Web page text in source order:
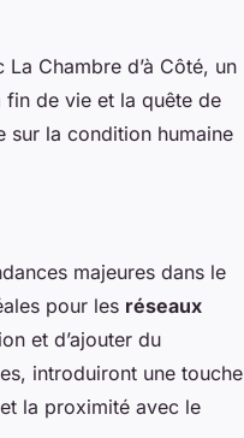
La Chambre d’à Côté, un
de vie et la quête de
sur la condition humaine
majeures dans le
pour les réseaux
et d’ajouter du
introduiront une touche
la proximité avec le